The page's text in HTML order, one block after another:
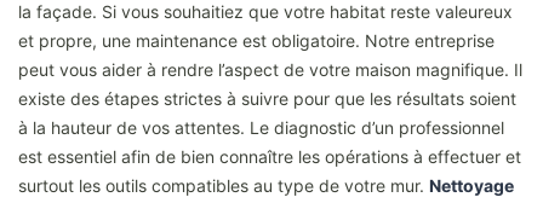
la façade. Si vous souhaitiez que votre habitat reste valeureux
et propre, une maintenance est obligatoire. Notre entreprise
peut vous aider à rendre l’aspect de votre maison magnifique. Il
existe des étapes strictes à suivre pour que les résultats soient
à la hauteur de vos attentes. Le diagnostic d’un professionnel
est essentiel afin de bien connaître les opérations à effectuer et
surtout les outils compatibles au type de votre mur. Nettoyage